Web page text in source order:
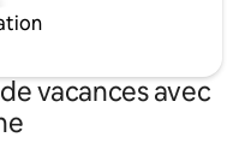
vacances avec